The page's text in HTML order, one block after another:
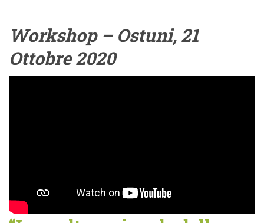
Workshop – Ostuni, 21
Ottobre 2020